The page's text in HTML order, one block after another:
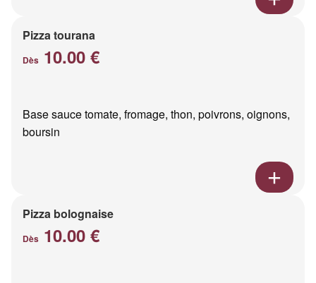
Pizza tourana
Dès 10.00 €
Base sauce tomate, fromage, thon, poivrons, oignons,
boursin
Pizza bolognaise
Dès 10.00 €